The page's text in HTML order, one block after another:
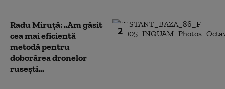
2
Radu Miruță: „Am găsit
cea mai eficientă
metodă pentru
doborârea dronelor
rusești...